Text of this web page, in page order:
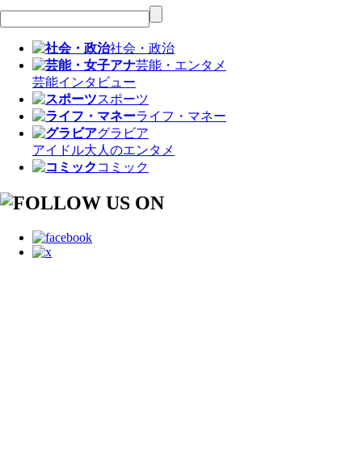
社会・政治
芸能・エンタメ
芸能インタビュー
スポーツ
ライフ・マネー
グラビア
アイドル大人のエンタメ
コミック